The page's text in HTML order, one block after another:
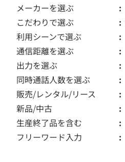
メーカーを選ぶ
こだわりで選ぶ
利用シーンで選ぶ
通信距離を選ぶ
出力を選ぶ
同時通話人数を選ぶ
販売/レンタル/リース
新品/中古
生産終了品を含む
フリーワード入力